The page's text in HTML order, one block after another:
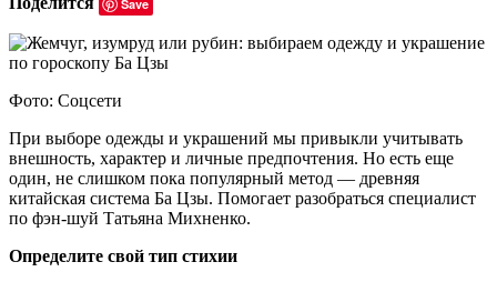
Save
Фото: Соцсети
При выборе одежды и украшений мы привыкли учитывать
внешность, характер и личные предпочтения. Но есть еще
один, не слишком пока популярный метод — древняя
китайская система Ба Цзы. Помогает разобраться специалист
по фэн-шуй Татьяна Михненко.
Определите свой тип стихии